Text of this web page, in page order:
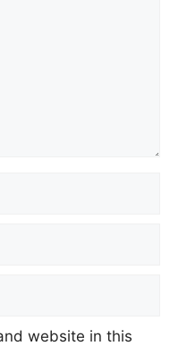
website in this